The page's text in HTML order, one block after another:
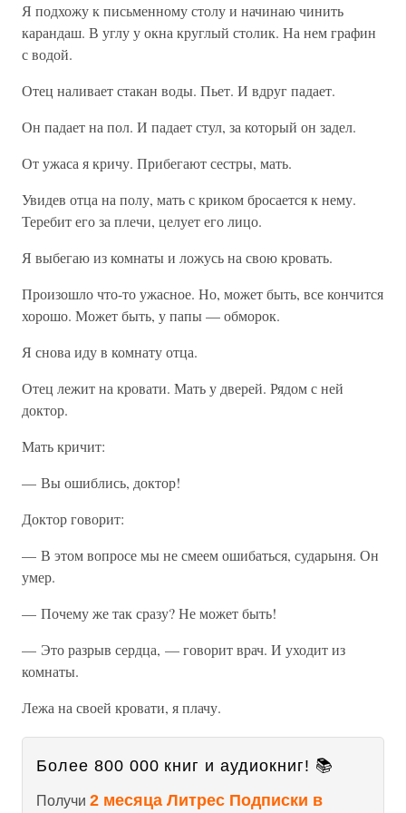
Я подхожу к письменному столу и начинаю чинить
карандаш. В углу у окна круглый столик. На нем графин
с водой.
Отец наливает стакан воды. Пьет. И вдруг падает.
Он падает на пол. И падает стул, за который он задел.
От ужаса я кричу. Прибегают сестры, мать.
Увидев отца на полу, мать с криком бросается к нему.
Теребит его за плечи, целует его лицо.
Я выбегаю из комнаты и ложусь на свою кровать.
Произошло что-то ужасное. Но, может быть, все кончится
хорошо. Может быть, у папы — обморок.
Я снова иду в комнату отца.
Отец лежит на кровати. Мать у дверей. Рядом с ней
доктор.
Мать кричит:
— Вы ошиблись, доктор!
Доктор говорит:
— В этом вопросе мы не смеем ошибаться, сударыня. Он
умер.
— Почему же так сразу? Не может быть!
— Это разрыв сердца, — говорит врач. И уходит из
комнаты.
Лежа на своей кровати, я плачу.
Более 800 000 книг и аудиокниг! 📚
Получи 2 месяца Литрес Подписки в